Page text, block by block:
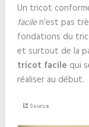
Un tricot
facilen’est pas
fondations du
et surtout de la
tricot facile qui
réaliser au début.